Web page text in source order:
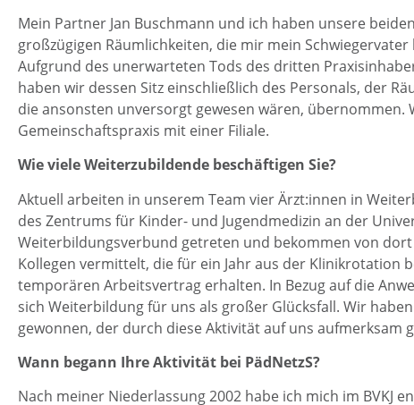
Mein Partner Jan Buschmann und ich haben unsere
großzügigen Räumlichkeiten, die mir mein
Aufgrund des unerwarteten Tods des dritten
haben wir dessen Sitz einschließlich des Personals, der
die ansonsten unversorgt gewesen wären, übernommen.
Gemeinschaftspraxis mit einer Filiale.
Wie viele Weiterzubildende beschäftigen Sie?
Aktuell arbeiten in unserem Team vier Ärzt:innen in
des Zentrums für Kinder- und Jugendmedizin an der
Weiterbildungsverbund getreten und bekommen von
Kollegen vermittelt, die für ein Jahr aus der Klinikrotation
temporären Arbeitsvertrag erhalten. In Bezug auf die
sich Weiterbildung für uns als großer Glücksfall. Wir
gewonnen, der durch diese Aktivität auf uns aufmerksam
Wann begann Ihre Aktivität bei PädNetzS?
Nach meiner Niederlassung 2002 habe ich mich im BVKJ